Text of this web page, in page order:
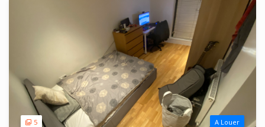
5 A Louer